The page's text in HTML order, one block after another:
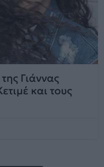
Γιάννας
και τους